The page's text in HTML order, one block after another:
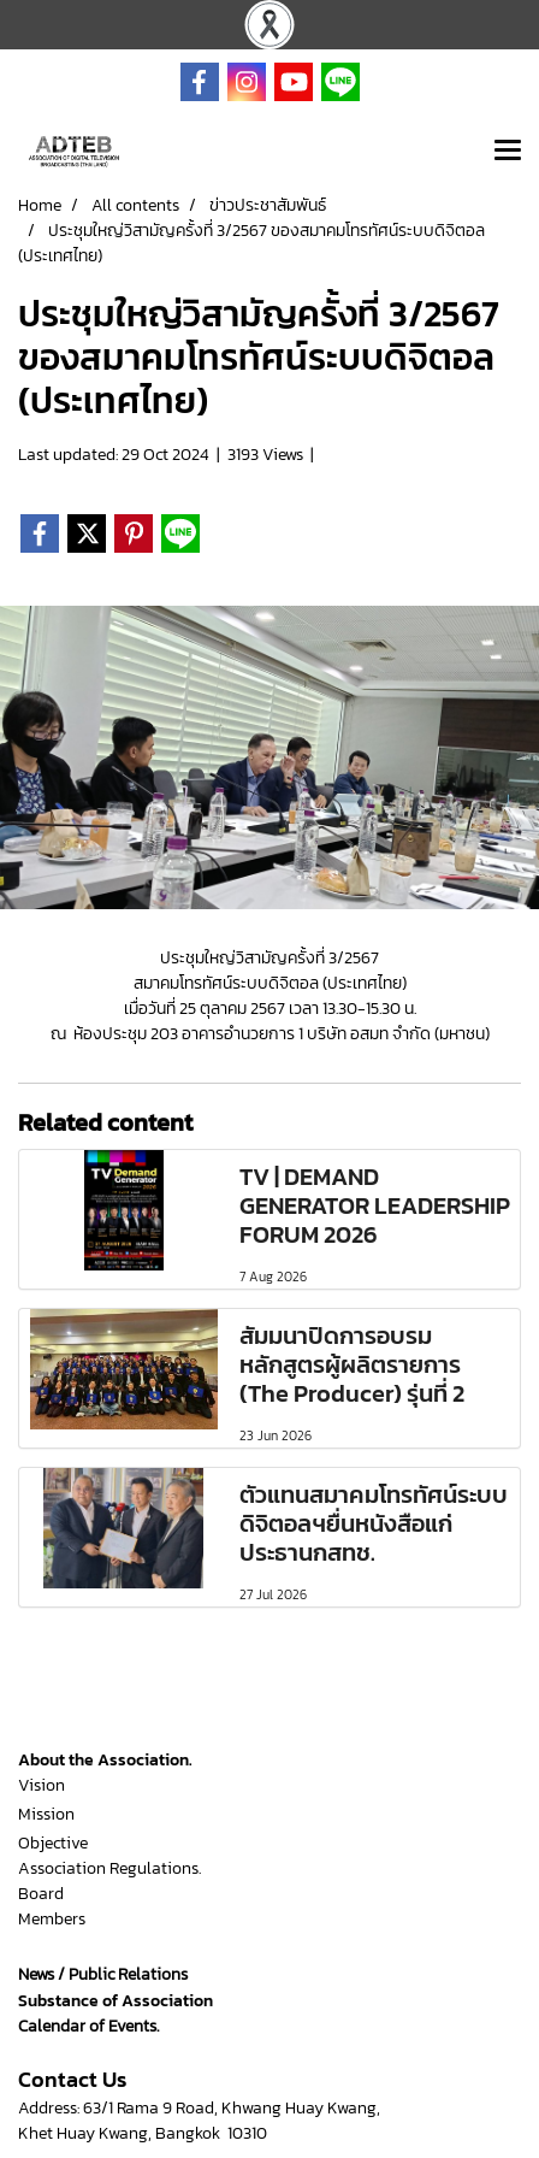
Home All contents
ข่าวประชาสัมพันธ์
ประชุมใหญ่วิสามัญครั้งที่ 3/2567 ของสมาคมโทรทัศน์ระบบดิจิตอล
(ประเทศไทย)
ประชุมใหญ่วิสามัญครั้งที่ 3/2567
ของสมาคมโทรทัศน์ระบบดิจิตอล
(ประเทศไทย)
Last updated: 29 Oct 2024 | 3193 Views |
ประชุมใหญ่วิสามัญครั้งที่ 3/2567
สมาคมโทรทัศน์ระบบดิจิตอล (ประเทศไทย)
เมื่อวันที่ 25 ตุลาคม 2567 เวลา 13.30-15.30 น.
ณ ห้องประชุม 203 อาคารอำนวยการ 1 บริษัท อสมท จำกัด (มหาชน)
Related content
TV | DEMAND
GENERATOR LEADERSHIP
FORUM 2026
7 Aug 2026
สัมมนาปิดการอบรม
หลักสูตรผู้ผลิตรายการ
(The Producer) รุ่นที่ 2
23 Jun 2026
ตัวแทนสมาคมโทรทัศน์ระบบ
ดิจิตอลฯยื่นหนังสือแก่
ประธานกสทช.
27 Jul 2026
About the Association.
Vision
Mission
Objective
Association Regulations.
Board
Members
News / Public Relations
Substance of Association
Calendar of Events.
Contact Us
Address: 63/1 Rama 9 Road, Khwang Huay Kwang,
Khet Huay Kwang, Bangkok 10310